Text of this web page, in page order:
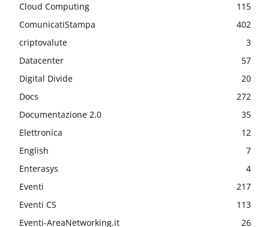
Cloud Computing
115
ComunicatiStampa
402
criptovalute
3
Datacenter
57
Digital Divide
20
Docs
272
Documentazione 2.0
35
Elettronica
12
English
7
Enterasys
4
Eventi
217
Eventi CS
113
Eventi-AreaNetworking.it
26